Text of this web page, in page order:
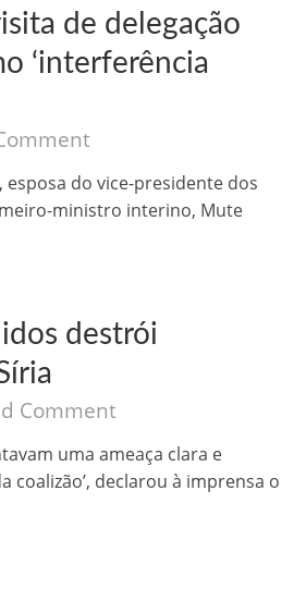
de delegação
‘interferência
esposa do vice-presidente dos
ministro interino, Mute
destrói
Comment
uma ameaça clara e
coalizão’, declarou à imprensa o